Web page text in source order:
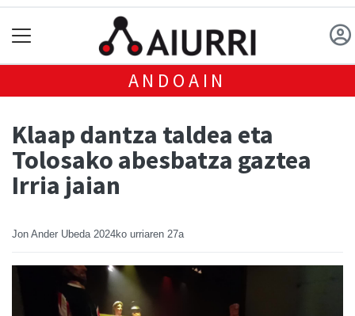
ANDOAIN
Klaap dantza taldea eta
Tolosako abesbatza gaztea
Irria jaian
Jon Ander Ubeda 2024ko urriaren 27a